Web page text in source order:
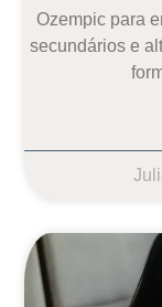
Ozempic para
secundários e